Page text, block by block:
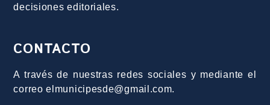
decisiones editoriales.
CONTACTO
A través de nuestras redes sociales y mediante el
correo elmunicipesde@gmail.com.